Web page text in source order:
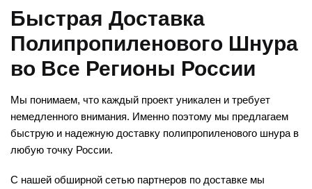
Быстрая Доставка
Полипропиленового Шнура
во Все Регионы России
Мы понимаем, что каждый проект уникален и требует
немедленного внимания. Именно поэтому мы предлагаем
быструю и надежную доставку полипропиленового шнура в
любую точку России.
С нашей обширной сетью партнеров по доставке мы